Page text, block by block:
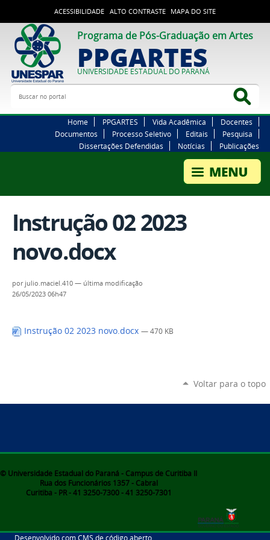
ACESSIBILIDADE ALTO CONTRASTE MAPA DO SITE
Programa de Pós-Graduação em Artes
PPGARTES
UNIVERSIDADE ESTADUAL DO PARANÁ
Buscar no portal
Home PPGARTES Vida Acadêmica
Docentes
Documentos
Processo Seletivo Editais
Pesquisa
Dissertações Defendidas
Notícias Publicações
Instrução 02 2023
novo.docx
por julio.maciel.410 — última modificação
26/05/2023 06h47
Instrução 02 2023 novo.docx — 470 KB
Voltar para o topo
© Universidade Estadual do Paraná - Campus de Curitiba II
Rua dos Funcionários 1357 - Cabral
Curitiba - PR - 41 3250-7300 - 41 3250-7301
Desenvolvido com CMS de código aberto